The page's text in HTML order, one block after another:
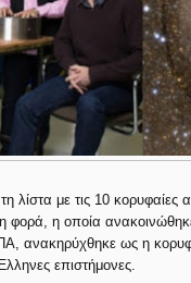
λίστα με τις 10
η οποία
ανακηρύχθηκε ως η
επιστήμονες.